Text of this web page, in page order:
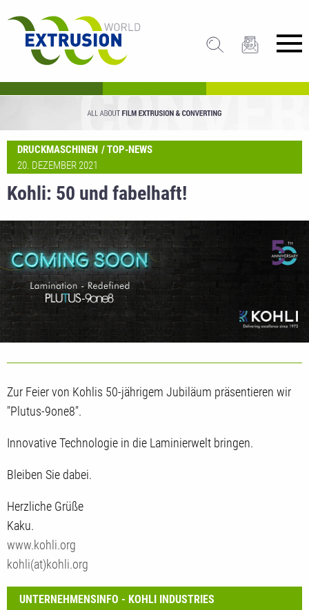
DRUCKMASCHINEN
TOP-NEWS
20. DEZEMBER 2021
Kohli: 50 und fabelhaft!
Zur Feier von Kohlis 50-jährigem Jubiläum präsentieren wir
"Plutus-9one8".
Innovative Technologie in die Laminierwelt bringen.
Bleiben Sie dabei.
Herzliche Grüße
Kaku.
www.kohli.org
kohli(at)kohli.org
UNTERNEHMENSINFO - KOHLI INDUSTRIES